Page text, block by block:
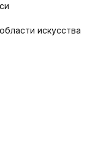
искусства